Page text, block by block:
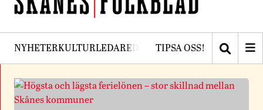
NYHETERKULTURLEDAREDEBATTPRENUMERERA
TIPSA OSS!